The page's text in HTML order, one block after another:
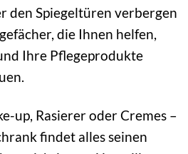
den Spiegeltüren verbergen
die Ihnen helfen,
Ihre Pflegeprodukte
up, Rasierer oder Cremes –
findet alles seinen